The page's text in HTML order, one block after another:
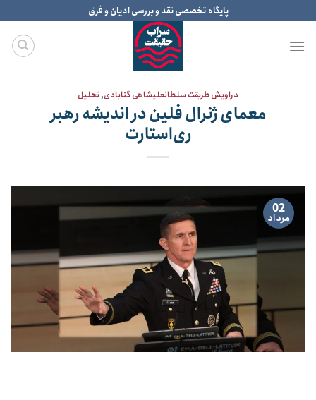
to
content
پایگاه تخصصی نقد و بررسی ادیان و فرق
دراویش طریقت سلطانعلیشاهی گنابادی,تحلیل
معمای ژنرال فلین در اندیشه رهبر
ری‌استارت
02
مرداد